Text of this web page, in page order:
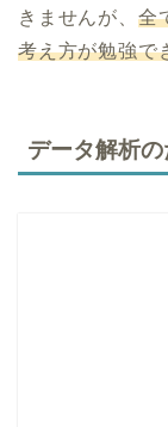
きませんが、 全
考え方が勉強で
データ解析